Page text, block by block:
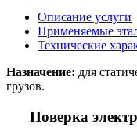
Описание услуги
Применяемые
Технические
Назначение: для
грузов.
Поверка